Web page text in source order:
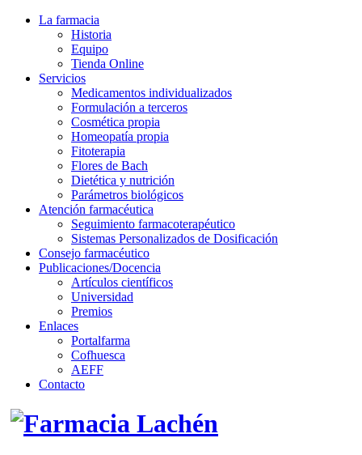
La farmacia
Historia
Equipo
Tienda Online
Servicios
Medicamentos individualizados
Formulación a terceros
Cosmética propia
Homeopatía propia
Fitoterapia
Flores de Bach
Dietética y nutrición
Parámetros biológicos
Atención farmacéutica
Seguimiento farmacoterapéutico
Sistemas Personalizados de Dosificación
Consejo farmacéutico
Publicaciones/Docencia
Artículos científicos
Universidad
Premios
Enlaces
Portalfarma
Cofhuesca
AEFF
Contacto